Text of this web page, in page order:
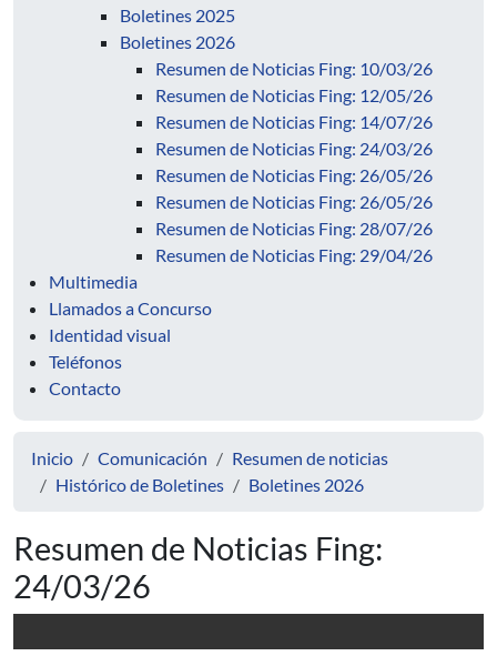
Boletines 2025
Boletines 2026
Resumen de Noticias Fing: 10/03/26
Resumen de Noticias Fing: 12/05/26
Resumen de Noticias Fing: 14/07/26
Resumen de Noticias Fing: 24/03/26
Resumen de Noticias Fing: 26/05/26
Resumen de Noticias Fing: 26/05/26
Resumen de Noticias Fing: 28/07/26
Resumen de Noticias Fing: 29/04/26
Multimedia
Llamados a Concurso
Identidad visual
Teléfonos
Contacto
Inicio Comunicación
Resumen de noticias
Histórico de Boletines
Boletines 2026
Resumen de Noticias Fing:
24/03/26